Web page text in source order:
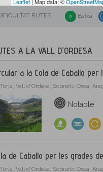
RUTES Baixa
A LA VALL D'ORDESA
a la Cola de Caballo per
Torla, Vall d'Ordesa, Sobrarb, Osca,
Notable
de Caballo per les grades
Torla, Vall d'Ordesa, Sobrarb, Osca,